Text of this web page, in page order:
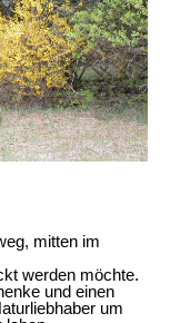
mitten im
werden möchte.
und einen
um